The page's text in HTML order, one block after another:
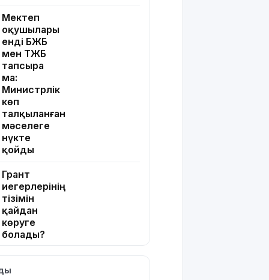
Мектеп
оқушылары
енді БЖБ
мен ТЖБ
тапсыра
ма:
Министрлік
көп
талқыланған
мәселеге
нүкте
қойды
Грант
иегерлерінің
тізімін
қайдан
көруге
болады?
қияр,